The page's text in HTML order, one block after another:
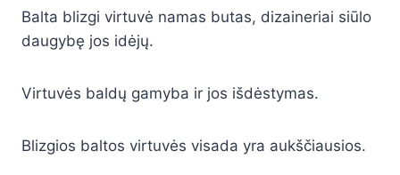
Balta blizgi virtuvė namas butas, dizaineriai siūlo
daugybę jos idėjų.
Virtuvės baldų gamyba ir jos išdėstymas.
Blizgios baltos virtuvės visada yra aukščiausios.